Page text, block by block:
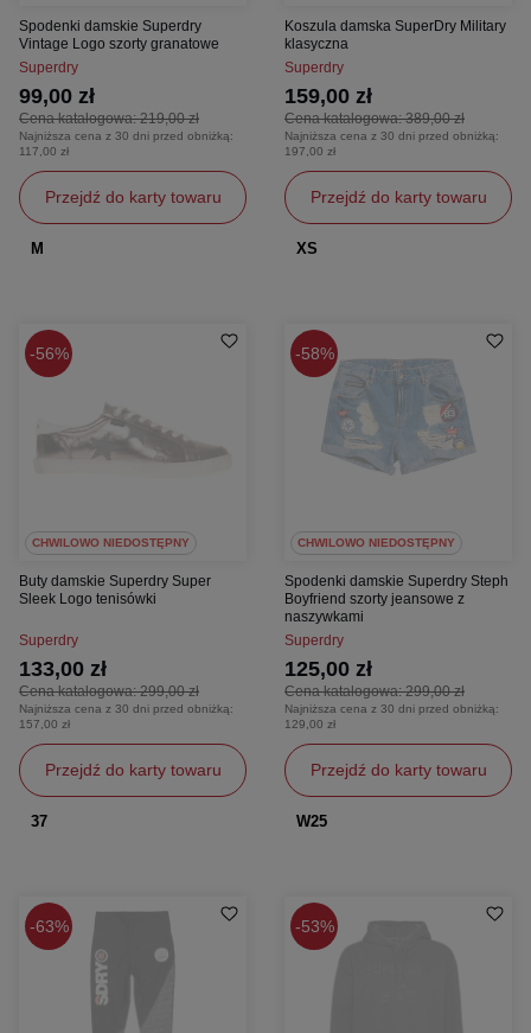
Spodenki damskie Superdry
Vintage Logo szorty granatowe
Superdry
Cena katalogowa:219,00 zł
99,00 zł
Najniższa cena z 30 dni przed obniżką:
117,00 zł
Przejdź do karty towaru
M
Koszula damska SuperDry Military
klasyczna
Superdry
Cena katalogowa:389,00 zł
159,00 zł
Najniższa cena z 30 dni przed obniżką:
197,00 zł
Przejdź do karty towaru
XS
56%
CHWILOWO NIEDOSTĘPNY
Buty damskie Superdry Super
Sleek Logo tenisówki
Superdry
Cena katalogowa:299,00 zł
133,00 zł
Najniższa cena z 30 dni przed obniżką:
157,00 zł
Przejdź do karty towaru
37
58%
CHWILOWO NIEDOSTĘPNY
Spodenki damskie Superdry Steph
Boyfriend szorty jeansowe z
naszywkami
Superdry
Cena katalogowa:299,00 zł
125,00 zł
Najniższa cena z 30 dni przed obniżką:
129,00 zł
Przejdź do karty towaru
W25
63% 53%